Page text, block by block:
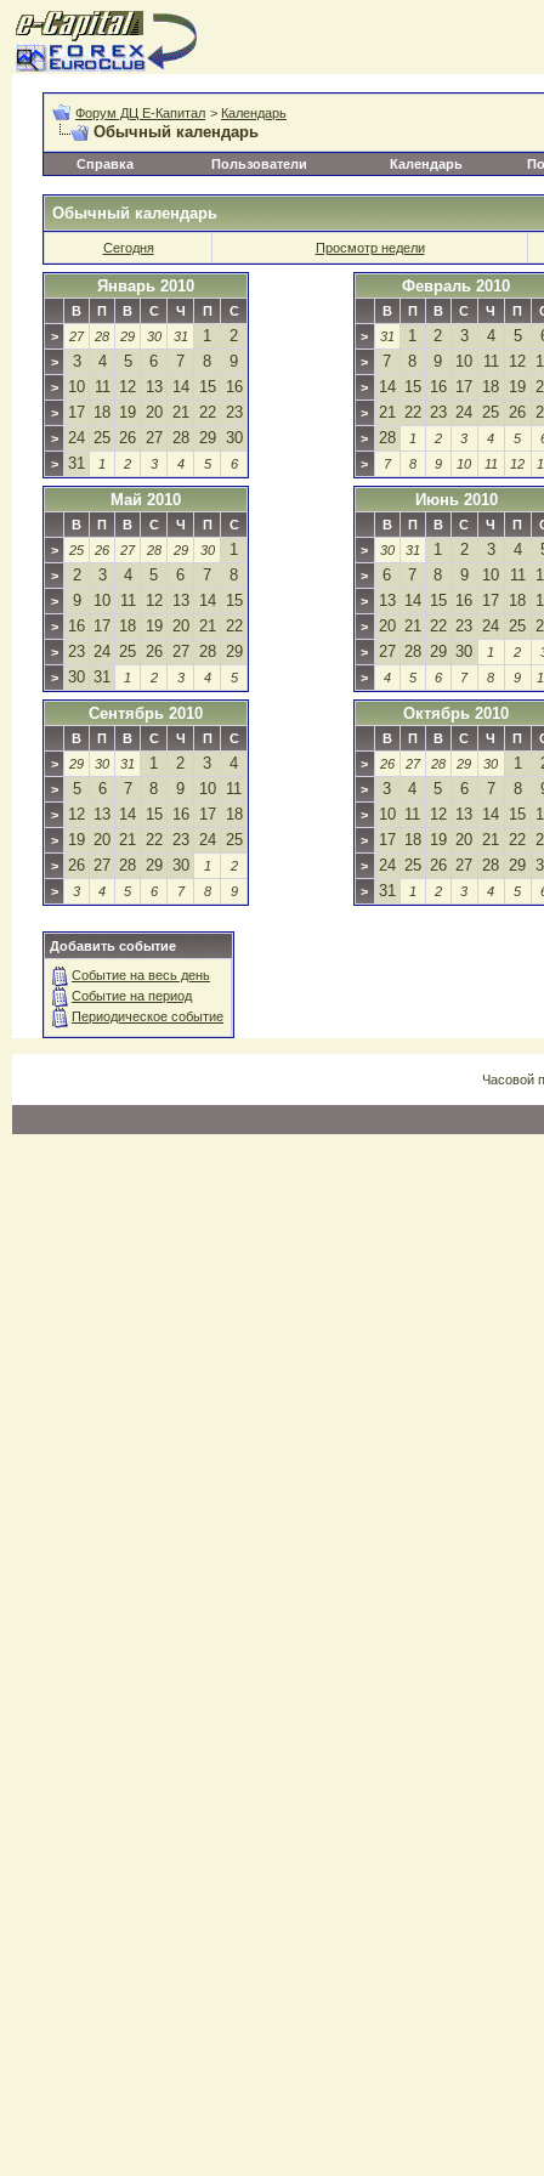
Форум ДЦ Е-Капитал > Календарь
Обычный календарь
Справка Пользователи Календарь
Обычный календарь
Сегодня Просмотр недели
Январь 2010
В П В С Ч П
С
>
27 28 29 30 31 1 2
> 3 4 5 6 7 8 9
> 10 11 12 13 14 15 16
> 17 18 19 20 21 22 23
> 24 25 26 27 28 29 30
> 31 1 2 3 4 5 6
Февраль 2010
В П В С Ч П
>
31 1 2 3 4 5
> 7 8 9 10 11 12
> 14 15 16 17 18 19
> 21 22 23 24 25 26
> 28 1 2 3 4 5
>
7 8 9 10 11 12
Май 2010
В П В С Ч П
С
>
25 26 27 28 29 30 1
> 2 3 4 5 6 7 8
> 9 10 11 12 13 14 15
> 16 17 18 19 20 21 22
> 23 24 25 26 27 28 29
> 30 31 1 2 3 4 5
Июнь 2010
В П В С Ч П
>
30 31 1 2 3 4
> 6 7 8 9 10 11
> 13 14 15 16 17 18
> 20 21 22 23 24 25
> 27 28 29 30 1 2
>
4 5 6 7 8 9
Сентябрь 2010
В П В С Ч П
С
>
29 30 31 1 2 3 4
> 5 6 7 8 9 10 11
> 12 13 14 15 16 17 18
> 19 20 21 22 23 24 25
> 26 27 28 29 30 1
2
>
3 4 5 6 7 8 9
Октябрь 2010
В П В С Ч П
>
26 27 28 29 30 1
> 3 4 5 6 7 8
> 10 11 12 13 14 15
> 17 18 19 20 21 22
> 24 25 26 27 28 29
> 31 1 2 3 4 5
Добавить событие
Событие на весь день
Событие на период
Периодическое событие
Часовой